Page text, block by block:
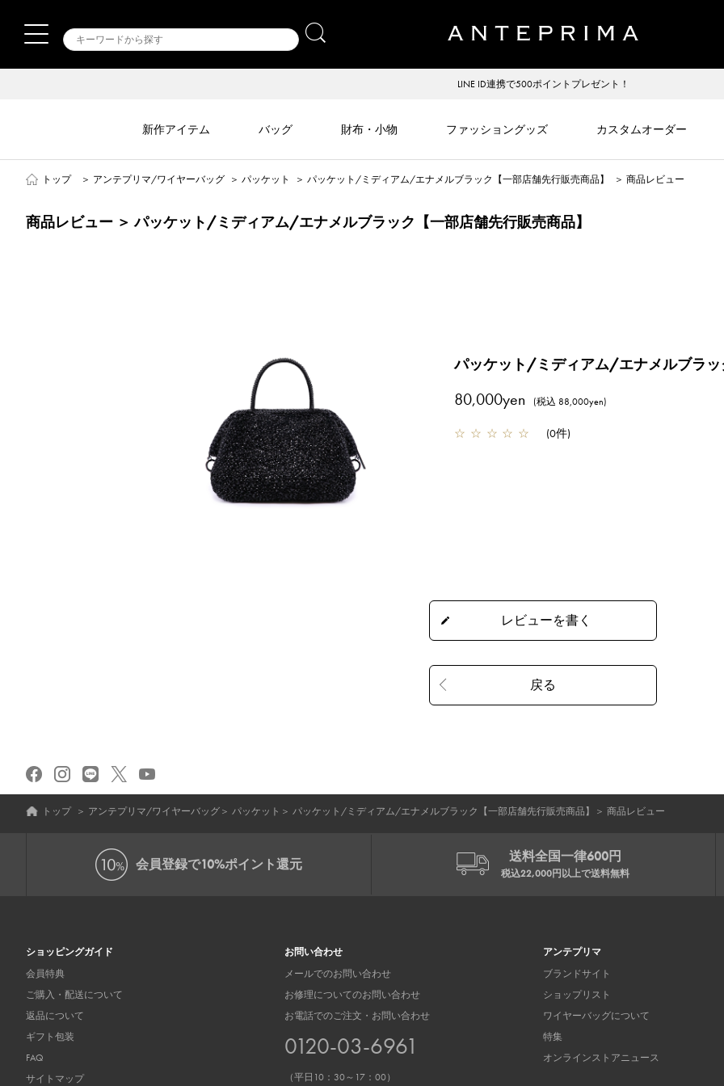
LINE ID連携で500ポイントプレゼント！
新作アイテム バッグ 財布・小物 ファッショングッズ カスタムオーダー
トップ ＞ アンテプリマ/ワイヤーバッグ ＞ パッケット ＞ パッケット/ミディアム/エナメルブラック【一部店舗先行販売商品】 ＞ 商品レビュー
商品レビュー ＞ パッケット/ミディアム/エナメルブラック【一部店舗先行販売商品】
パッケット/ミディアム/エナメルブラッ
80,000yen (税込 88,000yen)
☆ ☆ ☆ ☆ ☆ (0件)
トップ ＞ アンテプリマ/ワイヤーバッグ＞ パッケット ＞ パッケット/ミディアム/エナメルブラック【一部店舗先行販売商品】 ＞ 商品レビュー
会員登録で10%ポイント還元 送料全国一律600円
税込22,000円以上で送料無料
ショッピングガイド
会員特典
ご購入・配送について
返品について
ギフト包装
FAQ
サイトマップ
お問い合わせ
メールでのお問い合わせ
お修理についてのお問い合わせ
お電話でのご注文・お問い合わせ
0120-03-6961
（平日10：30～17：00）
アンテプリマ
ブランドサイト
ショップリスト
ワイヤーバッグについて
特集
オンラインストアニュース